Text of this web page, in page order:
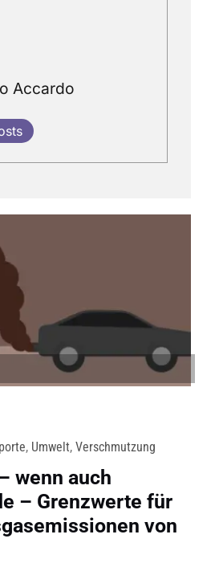
Accardo
, Umwelt, Verschmutzung
wenn auch
– Grenzwerte für
von